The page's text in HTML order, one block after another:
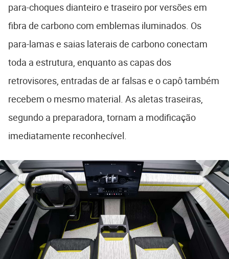
para-choques dianteiro e traseiro por versões em
fibra de carbono com emblemas iluminados. Os
para-lamas e saias laterais de carbono conectam
toda a estrutura, enquanto as capas dos
retrovisores, entradas de ar falsas e o capô também
recebem o mesmo material. As aletas traseiras,
segundo a preparadora, tornam a modificação
imediatamente reconhecível.